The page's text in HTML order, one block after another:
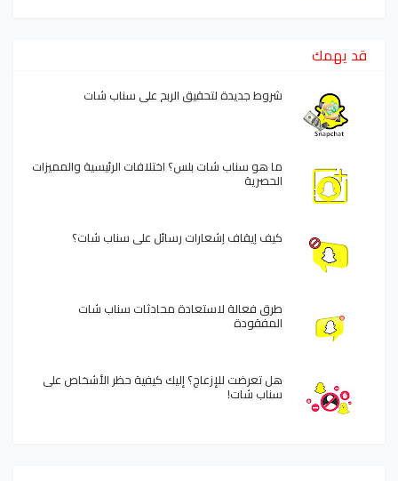
قد يهمك
شروط جديدة لتحقيق الربح على سناب شات
ما هو سناب شات بلس؟ اختلافات الرئيسية والمميزات
الحصرية
كيف إيقاف إشعارات رسائل على سناب شات؟
طرق فعالة لاستعادة محادثات سناب شات
المفقودة
هل تعرضت للإزعاج؟ إليك كيفية حظر الأشخاص على
سناب شات!